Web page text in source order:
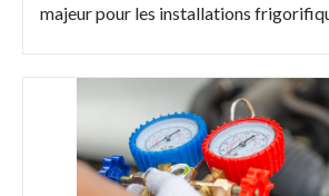
majeur pour les installations